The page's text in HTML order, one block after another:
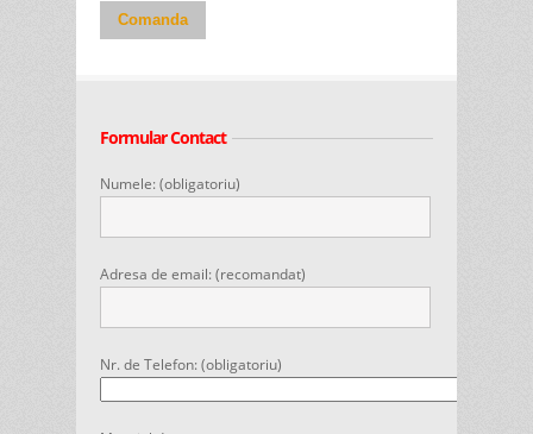
Comanda
Formular Contact
Numele: (obligatoriu)
Adresa de email: (recomandat)
Nr. de Telefon: (obligatoriu)